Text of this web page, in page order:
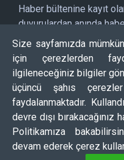
Haber bültenine kayıt
duyurulardan anında
DOĞRULAMA
Lütfen captcha
Size sayfamızda
için çerezlerden
ilgileneceğiniz bilgiler
üçüncü şahıs
faydalanmaktadır.
devre dışı
Politikamıza
devam ederek çerez